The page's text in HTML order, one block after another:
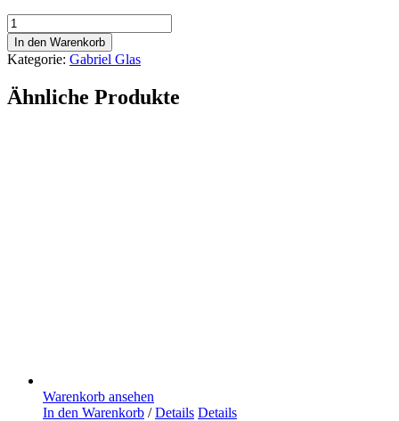
1er
Designkarton
Gabriel-
Glas
StandArt
Menge
In den Warenkorb
Kategorie: Gabriel Glas
Ähnliche Produkte
Warenkorb ansehen
In den Warenkorb / Details Details